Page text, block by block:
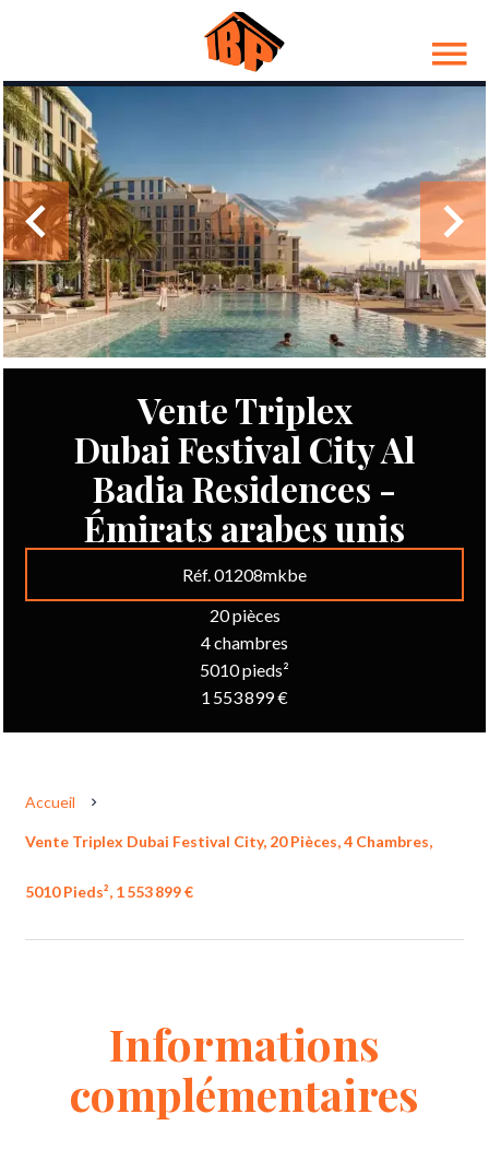
Vente Triplex
Dubai Festival City Al
Badia Residences -
Émirats arabes unis
Réf. 01208mkbe
20 pièces
4 chambres
5010 pieds²
1 553 899 €
Accueil
Vente Triplex Dubai Festival City, 20 Pièces, 4 Chambres,
5010 Pieds², 1 553 899 €
Informations
complémentaires